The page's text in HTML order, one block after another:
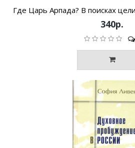
Где Царь Арпада? В поисках
340р.